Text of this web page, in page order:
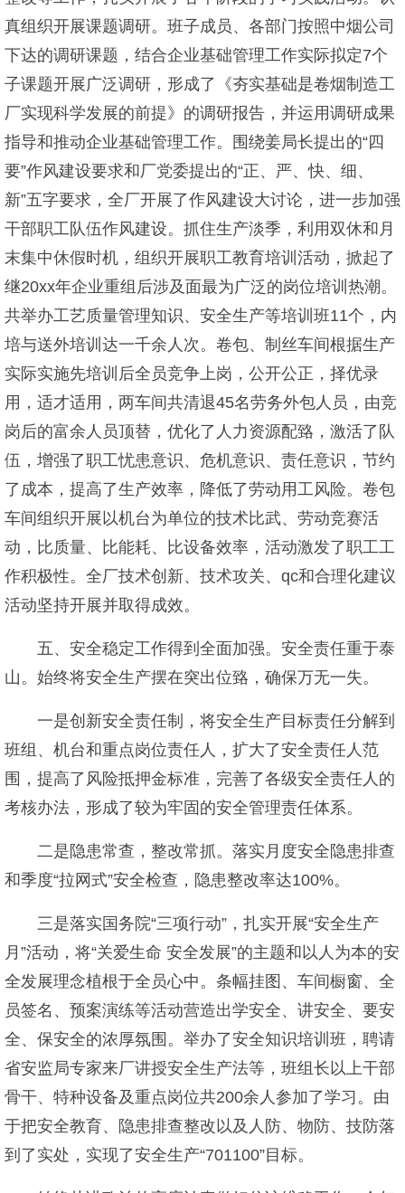
真组织开展课题调研。班子成员、各部门按照中烟公司
下达的调研课题，结合企业基础管理工作实际拟定7个
子课题开展广泛调研，形成了《夯实基础是卷烟制造工
厂实现科学发展的前提》的调研报告，并运用调研成果
指导和推动企业基础管理工作。围绕姜局长提出的“四
要”作风建设要求和厂党委提出的“正、严、快、细、
新”五字要求，全厂开展了作风建设大讨论，进一步加强
干部职工队伍作风建设。抓住生产淡季，利用双休和月
末集中休假时机，组织开展职工教育培训活动，掀起了
继20xx年企业重组后涉及面最为广泛的岗位培训热潮。
共举办工艺质量管理知识、安全生产等培训班11个，内
培与送外培训达一千余人次。卷包、制丝车间根据生产
实际实施先培训后全员竞争上岗，公开公正，择优录
用，适才适用，两车间共清退45名劳务外包人员，由竞
岗后的富余人员顶替，优化了人力资源配臵，激活了队
伍，增强了职工忧患意识、危机意识、责任意识，节约
了成本，提高了生产效率，降低了劳动用工风险。卷包
车间组织开展以机台为单位的技术比武、劳动竞赛活
动，比质量、比能耗、比设备效率，活动激发了职工工
作积极性。全厂技术创新、技术攻关、qc和合理化建议
活动坚持开展并取得成效。
五、安全稳定工作得到全面加强。安全责任重于泰
山。始终将安全生产摆在突出位臵，确保万无一失。
一是创新安全责任制，将安全生产目标责任分解到
班组、机台和重点岗位责任人，扩大了安全责任人范
围，提高了风险抵押金标准，完善了各级安全责任人的
考核办法，形成了较为牢固的安全管理责任体系。
二是隐患常查，整改常抓。落实月度安全隐患排查
和季度“拉网式”安全检查，隐患整改率达100%。
三是落实国务院“三项行动”，扎实开展“安全生产
月”活动，将“关爱生命 安全发展”的主题和以人为本的安
全发展理念植根于全员心中。条幅挂图、车间橱窗、全
员签名、预案演练等活动营造出学安全、讲安全、要安
全、保安全的浓厚氛围。举办了安全知识培训班，聘请
省安监局专家来厂讲授安全生产法等，班组长以上干部
骨干、特种设备及重点岗位共200余人参加了学习。由
于把安全教育、隐患排查整改以及人防、物防、技防落
到了实处，实现了安全生产“701100”目标。